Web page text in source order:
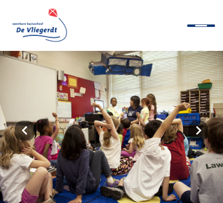
Welkom
Algemene informatie
Documenten en protocollen
Het team
Nieuws
Ouders